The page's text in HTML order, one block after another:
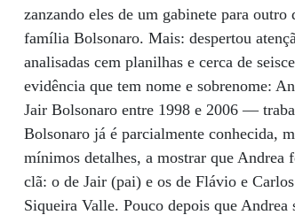
zanzando eles de um gabinete para outro
família Bolsonaro. Mais: despertou
analisadas cem planilhas e cerca de
evidência que tem nome e sobrenome:
Jair Bolsonaro entre 1998 e 2006 —
Bolsonaro já é parcialmente conhecida,
mínimos detalhes, a mostrar que
clã: o de Jair (pai) e os de Flávio e
Siqueira Valle. Pouco depois que